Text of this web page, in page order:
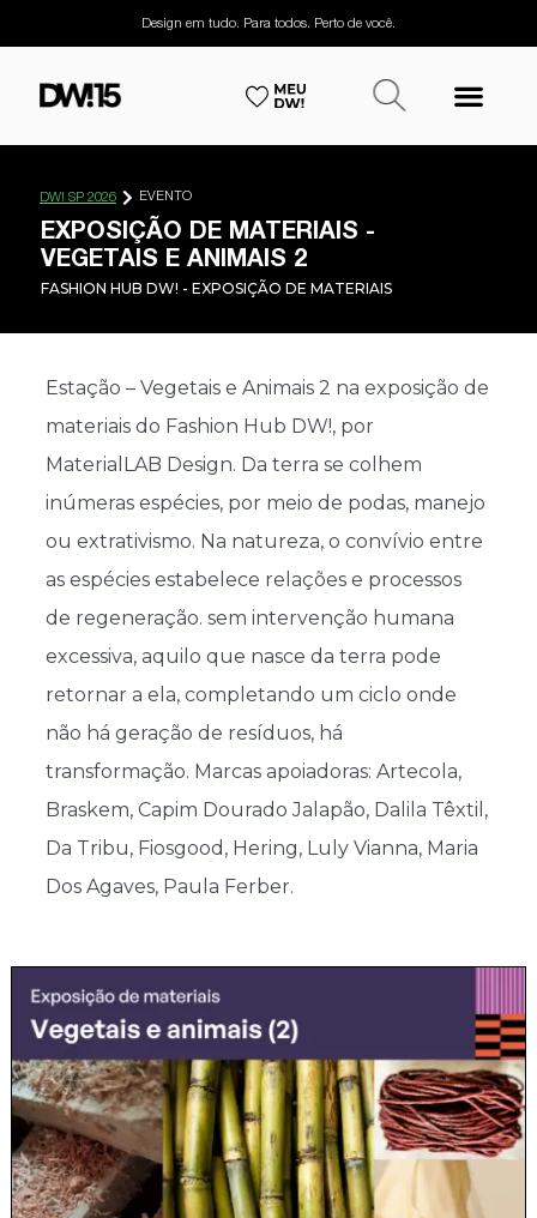
Design em tudo. Para todos. Perto de você.
DW! SP 2026 EVENTO
EXPOSIÇÃO DE MATERIAIS -
VEGETAIS E ANIMAIS 2
FASHION HUB DW! - EXPOSIÇÃO DE MATERIAIS
Estação – Vegetais e Animais 2 na exposição de
materiais do Fashion Hub DW!, por
MaterialLAB Design. Da terra se colhem
inúmeras espécies, por meio de podas, manejo
ou extrativismo. Na natureza, o convívio entre
as espécies estabelece relações e processos
de regeneração. sem intervenção humana
excessiva, aquilo que nasce da terra pode
retornar a ela, completando um ciclo onde
não há geração de resíduos, há
transformação. Marcas apoiadoras: Artecola,
Braskem, Capim Dourado Jalapão, Dalila Têxtil,
Da Tribu, Fiosgood, Hering, Luly Vianna, Maria
Dos Agaves, Paula Ferber.